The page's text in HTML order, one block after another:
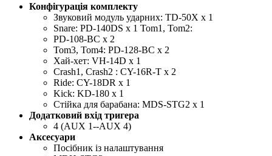
Конфігурація комплекту
Звуковий модуль ударних: TD-50X x 1
Snare: PD-140DS x 1 Tom1, Tom2:
PD-108-BC x 2
Tom3, Tom4: PD-128-BC x 2
Хай-хет: VH-14D x 1
Crash1, Crash2 : CY-16R-T x 2
Ride: CY-18DR x 1
Kick: KD-180 x 1
Стійка для барабана: MDS-STG2 x 1
Додатковий вхід тригера
4 (AUX 1--AUX 4)
Аксесуари
Посібник із налаштування